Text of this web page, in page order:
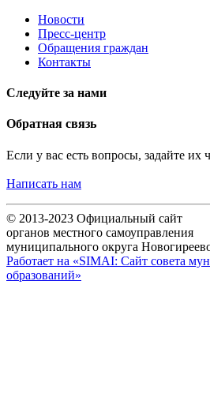
Новости
Пресс-центр
Обращения граждан
Контакты
Следуйте за нами
Обратная связь
Если у вас есть вопросы, задайте
Написать нам
© 2013-2023 Официальный сайт
органов местного самоуправления
муниципального округа
Работает на «SIMAI: Сайт совета
образований»